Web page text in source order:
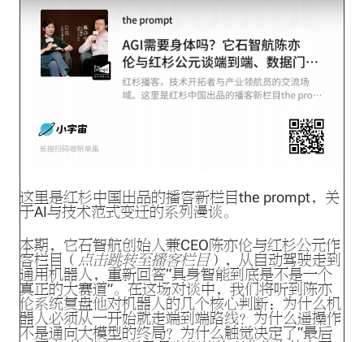
这里是红杉中国出品的播客新栏目the prompt，关
于AI与技术范式变迁的系列漫谈。
本期，它石智航创始人兼CEO陈亦伦与红杉公元作
客栏目（ 点击跳转至播客栏目），从自动驾驶走到
通用机器人，重新回答“具身智能到底是不是一个
真正的大赛道”。在这场对谈中，我们将听到陈亦
伦系统复盘他对机器人的几个核心判断：为什么机
器人必须从一开始就走端到端路线？为什么遥操作
不是通向大模型的终局？为什么触觉决定了“最后